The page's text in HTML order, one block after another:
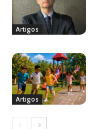
Artigos
Artigos